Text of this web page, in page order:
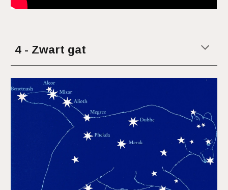
4 - Zwart gat